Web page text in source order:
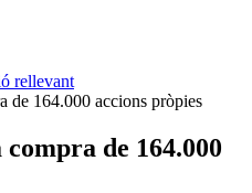
rellevant
de 164.000 accions pròpies
de 164.000